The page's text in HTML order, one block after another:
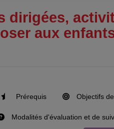
dirigées,
aux
Prérequis Objectifs
Modalités d'évaluation et de